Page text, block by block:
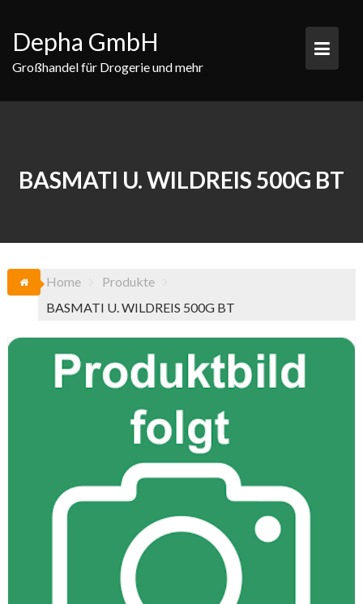
content
Depha GmbH
Großhandel für Drogerie und mehr
BASMATI U. WILDREIS 500G BT
Home
Produkte
BASMATI U. WILDREIS 500G BT